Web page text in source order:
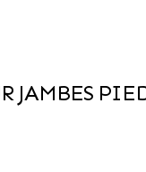
JAMBES